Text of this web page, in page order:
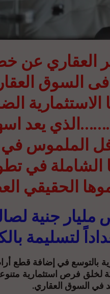
العقاري عن
فى السوق
الجاري ………الذي يعد
الملموس في
الشاملة في
الحقيقي
جنية
لتسليمة
بالتوسع في إضافة قطع
لخلق فرص استثمارية